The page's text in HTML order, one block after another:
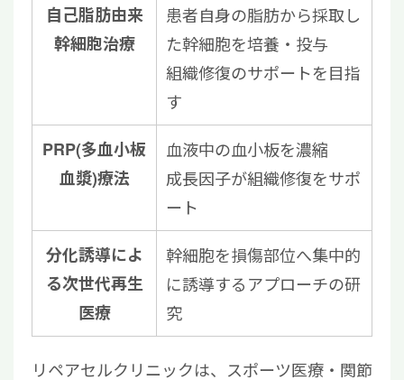
自己脂肪由来
幹細胞治療
患者自身の脂肪から採取し
た幹細胞を培養・投与
組織修復のサポートを目指
す
PRP(多血小板
血漿)療法
血液中の血小板を濃縮
成長因子が組織修復をサポ
ート
分化誘導によ
る次世代再生
医療
幹細胞を損傷部位へ集中的
に誘導するアプローチの研
究
リペアセルクリニックは、スポーツ医療・関節